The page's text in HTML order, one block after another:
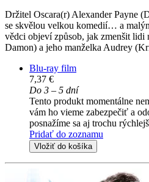
Držitel Oscara(r) Alexander Payne
se skvělou velkou komedií… a
vědci objeví způsob, jak zmenšit lidi
Damon) a jeho manželka Audrey
Blu-ray film
7,37 €
Do 3 – 5 dní
Tento produkt momentálne
vám ho vieme zabezpečiť a
posnažíme sa aj trochu
Pridať do zoznamu
Vložiť do košíka